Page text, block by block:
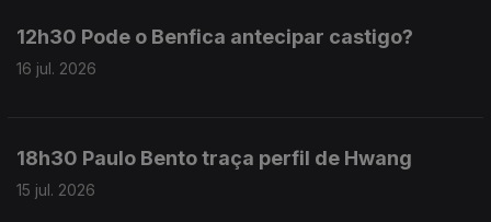
12h30 Pode o Benfica antecipar castigo?
16 jul. 2026
18h30 Paulo Bento traça perfil de Hwang
15 jul. 2026